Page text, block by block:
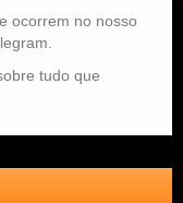
ocorrem no nosso
tudo que